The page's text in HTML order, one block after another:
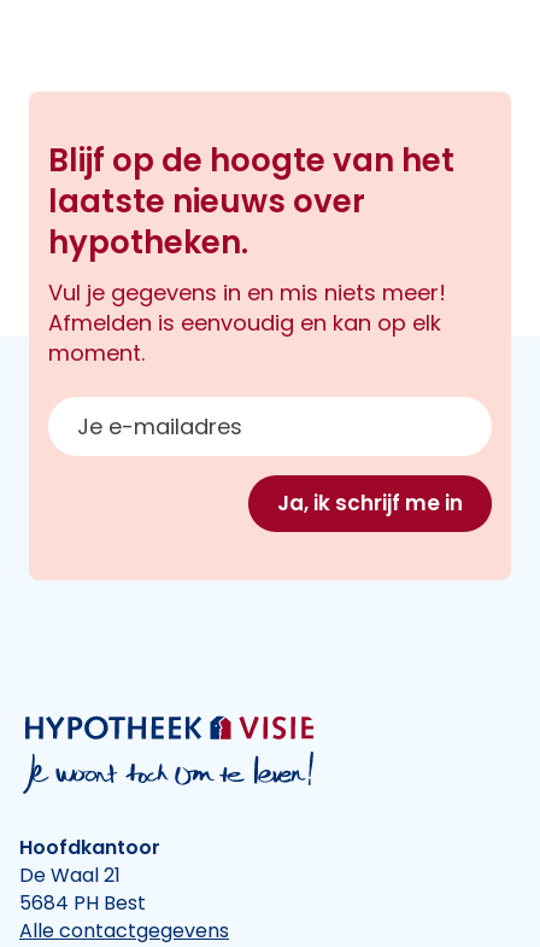
Blijf op de hoogte van het
laatste nieuws over
hypotheken.
Vul je gegevens in en mis niets meer!
Afmelden is eenvoudig en kan op elk
moment.
E-mailadres
Ja, ik schrijf me in
Hoofdkantoor
De Waal 21
5684 PH Best
Alle contactgegevens